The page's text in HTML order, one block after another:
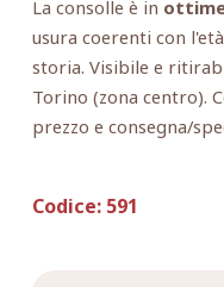
La consolle è in
usura coerenti con
storia. Visibile e
Torino (zona centro).
prezzo e consegna/
Codice:591